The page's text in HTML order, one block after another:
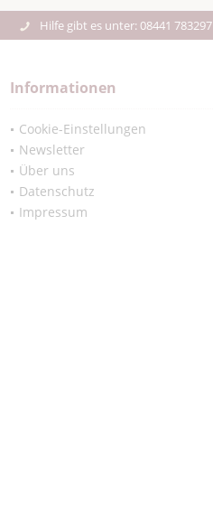
Hilfe gibt es unter: 08441 783297
Informationen
Cookie-Einstellungen
Newsletter
Über uns
Datenschutz
Impressum